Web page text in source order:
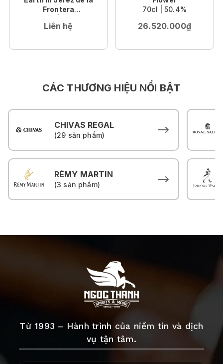
Frontera
Liên hệ
70cl | 50.4%
26.520.000₫
CÁC THƯƠNG HIỆU NỔI BẬT
CHIVAS REGAL
(29 sản phẩm)
RÉMY MARTIN
(3 sản phẩm)
Từ 1993 – Hành trình của niềm tin và dịch
vụ tận tâm.